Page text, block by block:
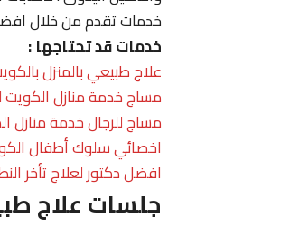
خدمات تقدم من خلال
خدمات قد تحتاجها :
علاج طبيعي بالمنزل
مساج خدمة منازل الكويت
مساج للرجال خدمة منازل
اخصائي سلوك أطفال
افضل دكتور لعلاج تأخر
جلسات علاج